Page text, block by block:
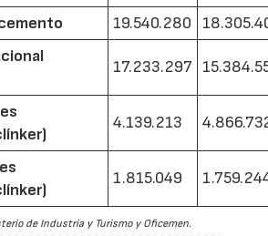
19.540.280
17.233.297
4.139.213
1.815.049
de Industria y Turismo y Oficemen.